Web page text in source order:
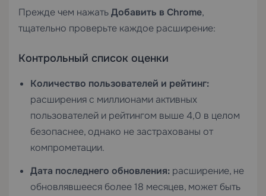
Прежде чем нажатьДобавить в Chrome,
тщательно проверьте каждое расширение:
Контрольный список оценки
Количество пользователей и рейтинг:
расширения с миллионами активных
пользователей и рейтингом выше 4,0 в целом
безопаснее, однако не застрахованы от
компрометации.
Дата последнего обновления: расширение, не
обновлявшееся более 18 месяцев, может быть